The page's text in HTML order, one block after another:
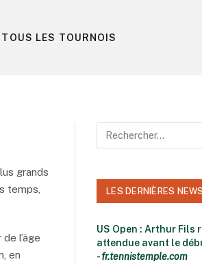
TOUS LES TOURNOIS
grands
temps,
l’âge
en
LES DERNIÈRES
US Open : Arthur Fils
attendue avant le
-fr.tennistemple.com